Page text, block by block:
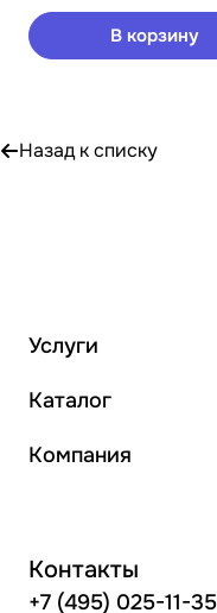
В корзину
Назад к списку
Услуги
Каталог
Компания
Контакты
+7 (495) 025-11-35